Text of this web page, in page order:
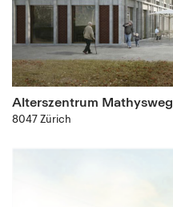
Alterszentrum Mathysweg
8047 Zürich